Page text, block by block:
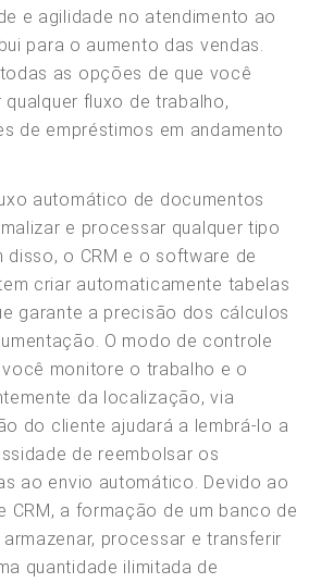
e agilidade no atendimento ao
para o aumento das vendas.
as opções de que você
fluxo de trabalho,
de empréstimos em andamento
automático de documentos
e processar qualquer tipo
disso, o CRM e o software de
criar automaticamente tabelas
garante a precisão dos cálculos
O modo de controle
monitore o trabalho e o
da localização, via
do cliente ajudará a lembrá-lo a
de reembolsar os
ao envio automático. Devido ao
CRM, a formação de um banco de
processar e transferir
quantidade ilimitada de